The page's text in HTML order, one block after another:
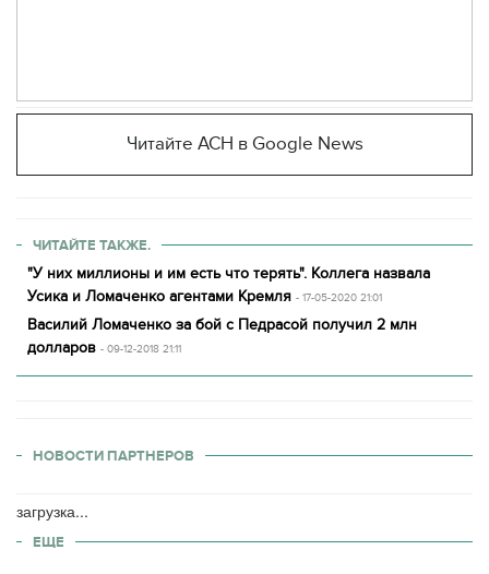
Читайте АСН в Google News
ЧИТАЙТЕ ТАКЖЕ.
"У них миллионы и им есть что терять". Коллега назвала
Усика и Ломаченко агентами Кремля - 17-05-2020 21:01
Василий Ломаченко за бой с Педрасой получил 2 млн
долларов - 09-12-2018 21:11
НОВОСТИ ПАРТНЕРОВ
загрузка...
ЕЩЕ